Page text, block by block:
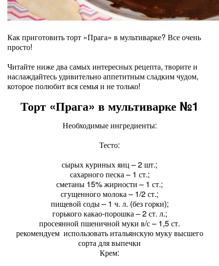
Как приготовить торт «Прага» в мультиварке? Все очень
просто!
Читайте ниже два самых интересных рецепта, творите и
наслаждайтесь удивительно аппетитным сладким чудом,
которое полюбит вся семья и не только!
Торт «Прага» в мультиварке №1
Необходимые ингредиенты:
Тесто:
сырых куриных яиц – 2 шт.;
сахарного песка – 1 ст.;
сметаны 15% жирности – 1 ст.;
сгущенного молока – 1/2 ст.;
пищевой соды – 1 ч. л. (без горки);
горького какао-порошка – 2 ст. л.;
просеянной пшеничной муки в/с – 1,5 ст.
рекомендуем использовать итальянскую муку высшего
сорта для выпечки
Крем: